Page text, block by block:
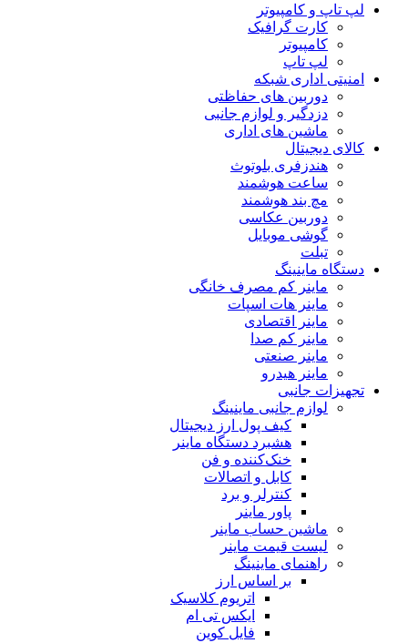
لپ تاپ و کامپیوتر
کارت گرافیک
کامپیوتر
لپ تاپ
امنیتی اداری شبکه
دوربین های حفاظتی
دزدگیر و لوازم جانبی
ماشین های اداری
کالای دیجیتال
هندزفری بلوتوث
ساعت هوشمند
مچ بند هوشمند
دوربین عکاسی
گوشی موبایل
تبلت
دستگاه ماینینگ
ماینر کم مصرف خانگی
ماینر هات اسپات
ماینر اقتصادی
ماینر کم‌ صدا
ماینر صنعتی
ماینر هیدرو
تجهیزات جانبی
لوازم جانبی ماینینگ
کیف پول ارز دیجیتال
هشبرد دستگاه ماینر
خنک‌کننده و فن
کابل و اتصالات
کنترلر و برد
پاور ماینر
ماشین حساب ماینر
لیست قیمت ماینر
راهنمای ماینینگ
بر اساس ارز
اتریوم کلاسیک
ایکس تی ام
فایل کوین